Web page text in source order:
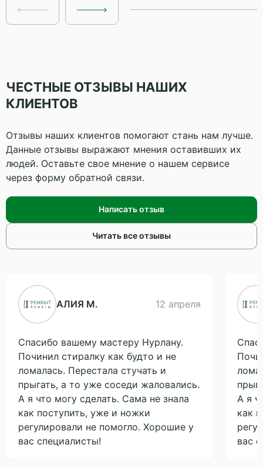
ЧЕСТНЫЕ ОТЗЫВЫ НАШИХ
КЛИЕНТОВ
Отзывы наших клиентов помогают стань нам лучше.
Данные отзывы выражают мнения оставивших их
людей. Оставьте свое мнение о нашем сервисе
через форму обратной связи.
Написать отзыв
Читать все отзывы
АЛИЯ М. 12 апреля
Спасибо вашему мастеру Нурлану.
Починил стиралку как будто и не
ломалась. Перестала стучать и
прыгать, а то уже соседи жаловались.
А я что могу сделать. Сама не знала
как поступить, уже и ножки
регулировали не помогло. Хорошие у
вас специалисты!
А я
как
вас